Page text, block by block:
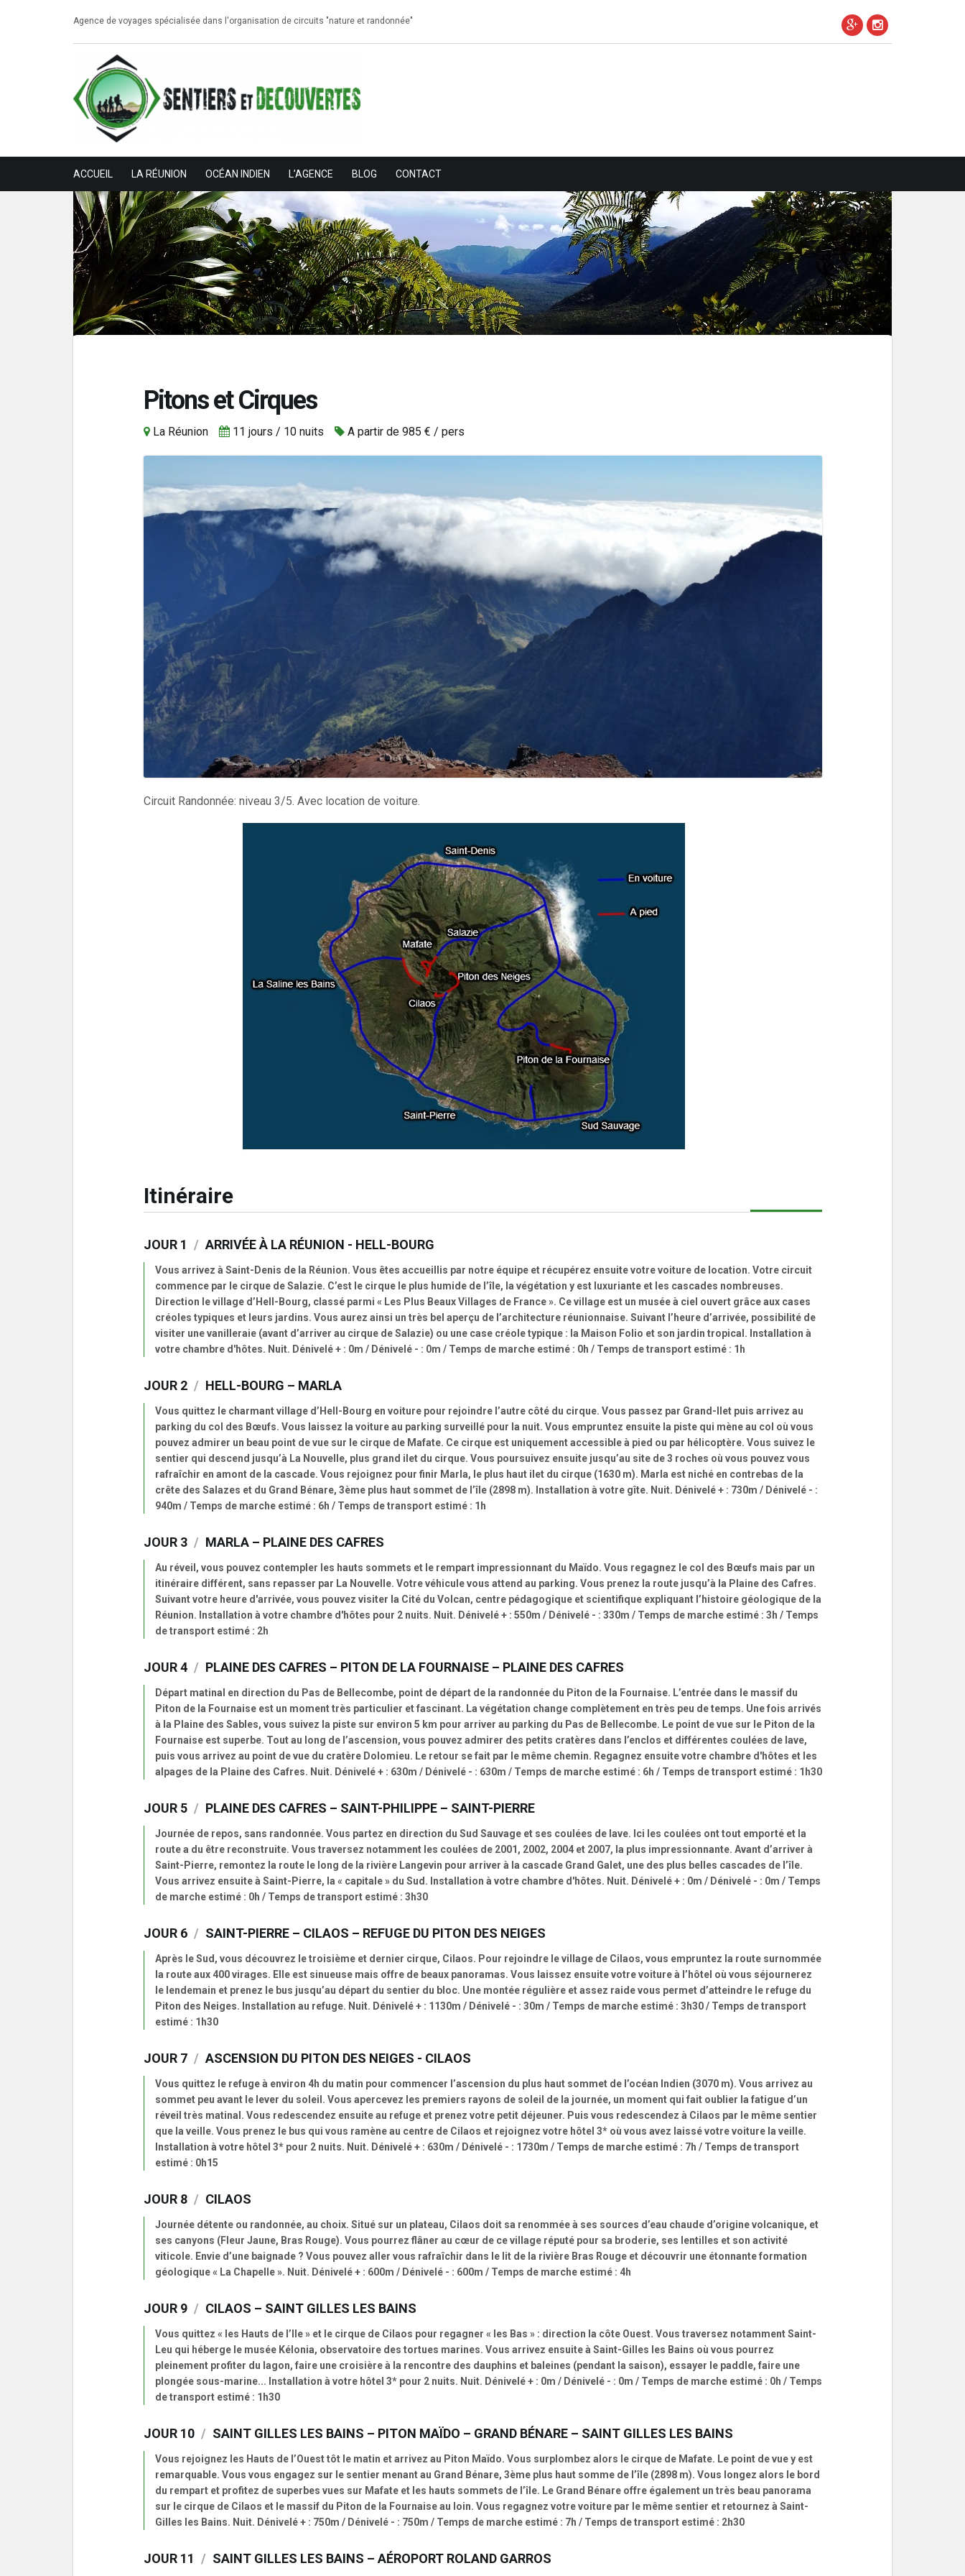
Agence de voyages spécialisée dans l'organisation de circuits "nature et randonnée"
ACCUEIL LA RÉUNION OCÉAN INDIEN L’AGENCE BLOG CONTACT
Pitons et Cirques
La Réunion 11 jours / 10 nuits A partir de 985 € / pers
Circuit Randonnée: niveau 3/5. Avec location de voiture.
Itinéraire
JOUR 1 / ARRIVÉE À LA RÉUNION - HELL-BOURG
Vous arrivez à Saint-Denis de la Réunion. Vous êtes accueillis par notre équipe et récupérez ensuite votre voiture de location. Votre circuit
commence par le cirque de Salazie. C’est le cirque le plus humide de l’île, la végétation y est luxuriante et les cascades nombreuses.
Direction le village d’Hell-Bourg, classé parmi « Les Plus Beaux Villages de France ». Ce village est un musée à ciel ouvert grâce aux cases
créoles typiques et leurs jardins. Vous aurez ainsi un très bel aperçu de l’architecture réunionnaise. Suivant l’heure d’arrivée, possibilité de
visiter une vanilleraie (avant d’arriver au cirque de Salazie) ou une case créole typique : la Maison Folio et son jardin tropical. Installation à
votre chambre d'hôtes. Nuit. Dénivelé + : 0m / Dénivelé - : 0m / Temps de marche estimé : 0h / Temps de transport estimé : 1h
JOUR 2 / HELL-BOURG – MARLA
Vous quittez le charmant village d’Hell-Bourg en voiture pour rejoindre l’autre côté du cirque. Vous passez par Grand-Ilet puis arrivez au
parking du col des Bœufs. Vous laissez la voiture au parking surveillé pour la nuit. Vous empruntez ensuite la piste qui mène au col où vous
pouvez admirer un beau point de vue sur le cirque de Mafate. Ce cirque est uniquement accessible à pied ou par hélicoptère. Vous suivez le
sentier qui descend jusqu’à La Nouvelle, plus grand ilet du cirque. Vous poursuivez ensuite jusqu’au site de 3 roches où vous pouvez vous
rafraîchir en amont de la cascade. Vous rejoignez pour finir Marla, le plus haut ilet du cirque (1630 m). Marla est niché en contrebas de la
crête des Salazes et du Grand Bénare, 3ème plus haut sommet de l’île (2898 m). Installation à votre gîte. Nuit. Dénivelé + : 730m / Dénivelé - :
940m / Temps de marche estimé : 6h / Temps de transport estimé : 1h
JOUR 3 / MARLA – PLAINE DES CAFRES
Au réveil, vous pouvez contempler les hauts sommets et le rempart impressionnant du Maïdo. Vous regagnez le col des Bœufs mais par un
itinéraire différent, sans repasser par La Nouvelle. Votre véhicule vous attend au parking. Vous prenez la route jusqu’à la Plaine des Cafres.
Suivant votre heure d'arrivée, vous pouvez visiter la Cité du Volcan, centre pédagogique et scientifique expliquant l’histoire géologique de la
Réunion. Installation à votre chambre d'hôtes pour 2 nuits. Nuit. Dénivelé + : 550m / Dénivelé - : 330m / Temps de marche estimé : 3h / Temps
de transport estimé : 2h
JOUR 4 / PLAINE DES CAFRES – PITON DE LA FOURNAISE – PLAINE DES CAFRES
Départ matinal en direction du Pas de Bellecombe, point de départ de la randonnée du Piton de la Fournaise. L’entrée dans le massif du
Piton de la Fournaise est un moment très particulier et fascinant. La végétation change complètement en très peu de temps. Une fois arrivés
à la Plaine des Sables, vous suivez la piste sur environ 5 km pour arriver au parking du Pas de Bellecombe. Le point de vue sur le Piton de la
Fournaise est superbe. Tout au long de l’ascension, vous pouvez admirer des petits cratères dans l’enclos et différentes coulées de lave,
puis vous arrivez au point de vue du cratère Dolomieu. Le retour se fait par le même chemin. Regagnez ensuite votre chambre d'hôtes et les
alpages de la Plaine des Cafres. Nuit. Dénivelé + : 630m / Dénivelé - : 630m / Temps de marche estimé : 6h / Temps de transport estimé : 1h30
JOUR 5 / PLAINE DES CAFRES – SAINT-PHILIPPE – SAINT-PIERRE
Journée de repos, sans randonnée. Vous partez en direction du Sud Sauvage et ses coulées de lave. Ici les coulées ont tout emporté et la
route a du être reconstruite. Vous traversez notamment les coulées de 2001, 2002, 2004 et 2007, la plus impressionnante. Avant d’arriver à
Saint-Pierre, remontez la route le long de la rivière Langevin pour arriver à la cascade Grand Galet, une des plus belles cascades de l’île.
Vous arrivez ensuite à Saint-Pierre, la « capitale » du Sud. Installation à votre chambre d'hôtes. Nuit. Dénivelé + : 0m / Dénivelé - : 0m / Temps
de marche estimé : 0h / Temps de transport estimé : 3h30
JOUR 6 / SAINT-PIERRE – CILAOS – REFUGE DU PITON DES NEIGES
Après le Sud, vous découvrez le troisième et dernier cirque, Cilaos. Pour rejoindre le village de Cilaos, vous empruntez la route surnommée
la route aux 400 virages. Elle est sinueuse mais offre de beaux panoramas. Vous laissez ensuite votre voiture à l’hôtel où vous séjournerez
le lendemain et prenez le bus jusqu’au départ du sentier du bloc. Une montée régulière et assez raide vous permet d’atteindre le refuge du
Piton des Neiges. Installation au refuge. Nuit. Dénivelé + : 1130m / Dénivelé - : 30m / Temps de marche estimé : 3h30 / Temps de transport
estimé : 1h30
JOUR 7 / ASCENSION DU PITON DES NEIGES - CILAOS
Vous quittez le refuge à environ 4h du matin pour commencer l’ascension du plus haut sommet de l’océan Indien (3070 m). Vous arrivez au
sommet peu avant le lever du soleil. Vous apercevez les premiers rayons de soleil de la journée, un moment qui fait oublier la fatigue d’un
réveil très matinal. Vous redescendez ensuite au refuge et prenez votre petit déjeuner. Puis vous redescendez à Cilaos par le même sentier
que la veille. Vous prenez le bus qui vous ramène au centre de Cilaos et rejoignez votre hôtel 3* où vous avez laissé votre voiture la veille.
Installation à votre hôtel 3* pour 2 nuits. Nuit. Dénivelé + : 630m / Dénivelé - : 1730m / Temps de marche estimé : 7h / Temps de transport
estimé : 0h15
JOUR 8 / CILAOS
Journée détente ou randonnée, au choix. Situé sur un plateau, Cilaos doit sa renommée à ses sources d’eau chaude d’origine volcanique, et
ses canyons (Fleur Jaune, Bras Rouge). Vous pourrez flâner au cœur de ce village réputé pour sa broderie, ses lentilles et son activité
viticole. Envie d’une baignade ? Vous pouvez aller vous rafraîchir dans le lit de la rivière Bras Rouge et découvrir une étonnante formation
géologique « La Chapelle ». Nuit. Dénivelé + : 600m / Dénivelé - : 600m / Temps de marche estimé : 4h
JOUR 9 / CILAOS – SAINT GILLES LES BAINS
Vous quittez « les Hauts de l’Ile » et le cirque de Cilaos pour regagner « les Bas » : direction la côte Ouest. Vous traversez notamment Saint-
Leu qui héberge le musée Kélonia, observatoire des tortues marines. Vous arrivez ensuite à Saint-Gilles les Bains où vous pourrez
pleinement profiter du lagon, faire une croisière à la rencontre des dauphins et baleines (pendant la saison), essayer le paddle, faire une
plongée sous-marine... Installation à votre hôtel 3* pour 2 nuits. Nuit. Dénivelé + : 0m / Dénivelé - : 0m / Temps de marche estimé : 0h / Temps
de transport estimé : 1h30
JOUR 10 / SAINT GILLES LES BAINS – PITON MAÏDO – GRAND BÉNARE – SAINT GILLES LES BAINS
Vous rejoignez les Hauts de l’Ouest tôt le matin et arrivez au Piton Maïdo. Vous surplombez alors le cirque de Mafate. Le point de vue y est
remarquable. Vous vous engagez sur le sentier menant au Grand Bénare, 3ème plus haut somme de l’île (2898 m). Vous longez alors le bord
du rempart et profitez de superbes vues sur Mafate et les hauts sommets de l’île. Le Grand Bénare offre également un très beau panorama
sur le cirque de Cilaos et le massif du Piton de la Fournaise au loin. Vous regagnez votre voiture par le même sentier et retournez à Saint-
Gilles les Bains. Nuit. Dénivelé + : 750m / Dénivelé - : 750m / Temps de marche estimé : 7h / Temps de transport estimé : 2h30
JOUR 11 / SAINT GILLES LES BAINS – AÉROPORT ROLAND GARROS